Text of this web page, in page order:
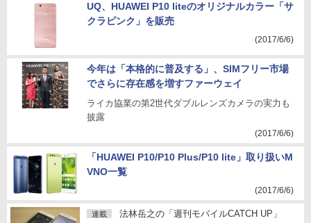
UQ、HUAWEI P10 liteのオリジナルカラー「サ
クラピンク」を販売
(2017/6/6)
今年は「本格的に普及する」、SIMフリー市場
でさらに存在感を増すファーウェイ
ライカ協業の第2世代ダブルレンズカメラの実力も
披露
(2017/6/6)
「HUAWEI P10/P10 Plus/P10 lite」取り扱いM
VNO一覧
(2017/6/6)
連載 法林岳之の「週刊モバイルCATCH UP」